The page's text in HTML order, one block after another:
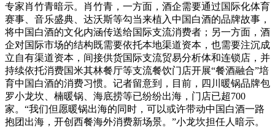
专家肖竹青暗示。肖竹青，一方面，酒企需要通过国际化体育
赛事、音乐盛典、达沃斯等勾当来植入中国白酒的品牌故事，
将中国白酒的文化内涵传送给国际支流消费者；另一方面，酒
企对国际市场的结构既需要依托本地渠道资本，也需要注沉成
立自有渠道资本，间接供货国际支流贸易分析体和连锁店，并
持续依托消费国米其林餐厅等支流餐饮门店开展“餐酒融合”培
育中国白酒的消费习惯。记者留意到，目前，四川暖锅品牌包
罗小龙坎、楠暖锅、海底捞等已纷纷出海，门店已超700
家。“我们但愿暖锅出海的同时，可以或许带动中国白酒一路
抱团出海，开创西餐海外消费新场景。”小龙坎担任人暗示。